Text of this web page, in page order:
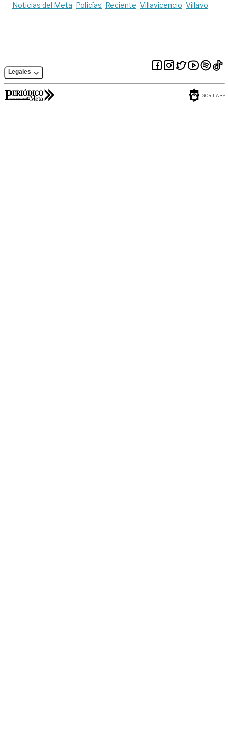
Noticias del Meta Policías Reciente Villavicencio Villavo
Legales
GORILABS